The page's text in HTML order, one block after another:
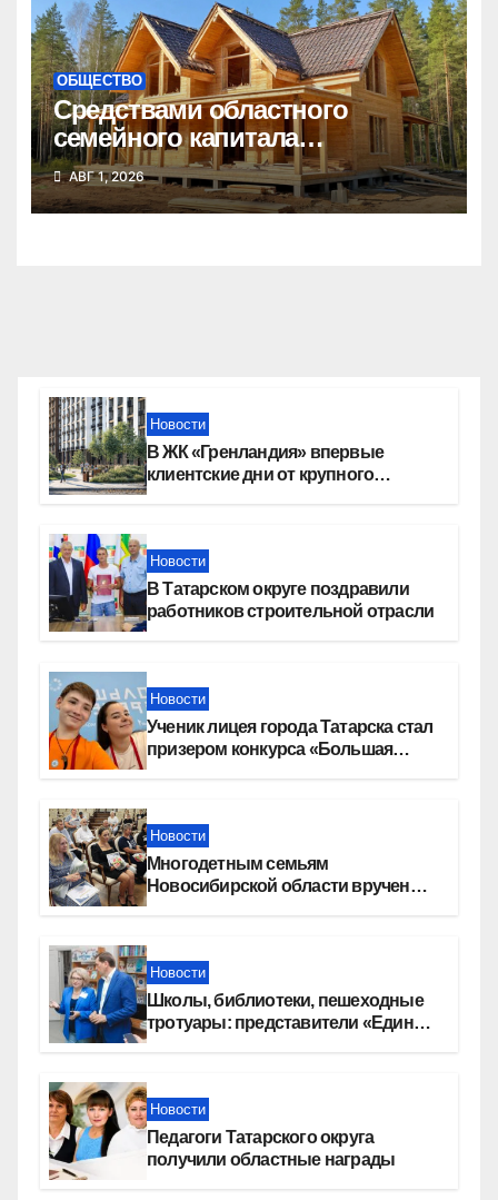
ОБЩЕСТВО
Средствами областного
семейного капитала
воспользовались почти 50
тысяч семей
АВГ 1, 2026
Новости
В ЖК «Гренландия» впервые
клиентские дни от крупного
Новости
В Татарском округе поздравили
работников строительной отрасли
Новости
Ученик лицея города Татарска стал
призером конкурса «Большая
Новости
Многодетным семьям
Новосибирской области вручены
Новости
Школы, библиотеки, пешеходные
тротуары: представители «Единой
Новости
Педагоги Татарского округа
получили областные награды